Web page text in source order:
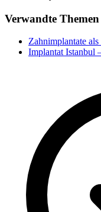
Verwandte Themen
Zahnimplantate
Implantat Istanbul